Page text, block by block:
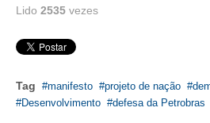
Lido 2535 vezes
Tag manifesto projeto de nação
Desenvolvimento
defesa da Petrobras